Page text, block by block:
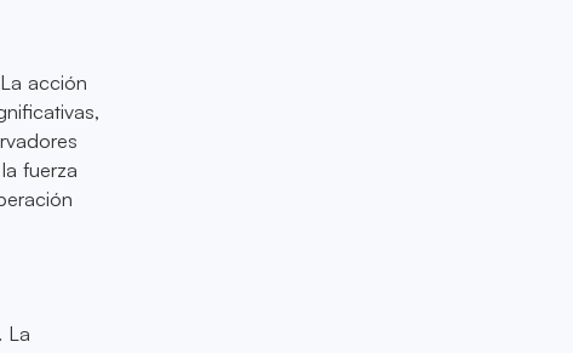
acción
fuerza
La